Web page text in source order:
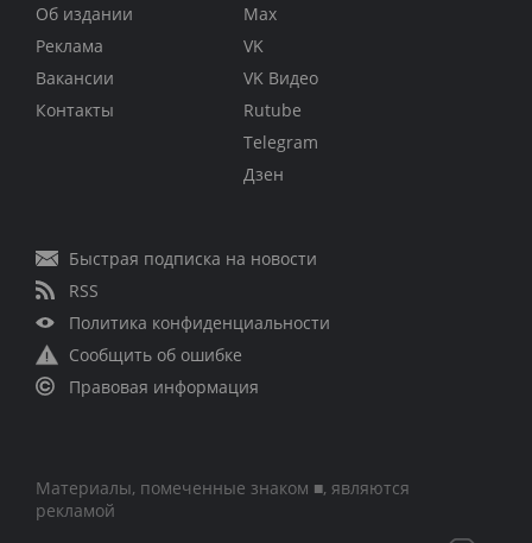
Об издании
Реклама
Вакансии
Контакты
Max
VK
VK Видео
Rutube
Telegram
Дзен
Быстрая подписка на новости
RSS
Политика конфиденциальности
Сообщить об ошибке
Правовая информация
Материалы, помеченные знаком ■, являются
рекламой